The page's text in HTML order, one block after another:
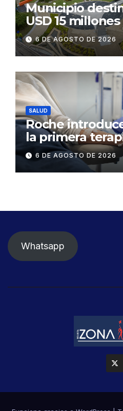
Municipio
USD 15
SEGURA EP
seguridad
6 DE AGOSTO DE 2026
SALUD
Roche
la primera
de precisión
detener el daño
nefritis lúpica
6 DE AGOSTO DE 2026
Whatsapp